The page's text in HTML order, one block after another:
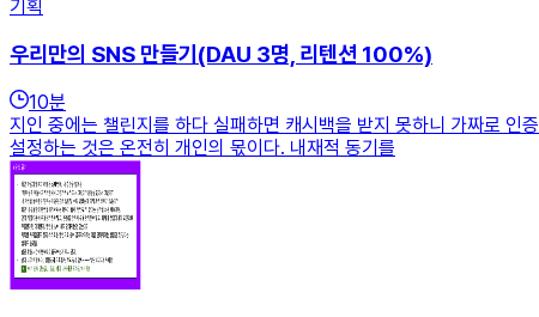
기획
우리만의 SNS 만들기(DAU 3명, 리텐션 100%)
10분
지인 중에는 챌린지를 하다 실패하면 캐시백을 받지 못하니 가짜로 인
설정하는 것은 온전히 개인의 몫이다. 내재적 동기를